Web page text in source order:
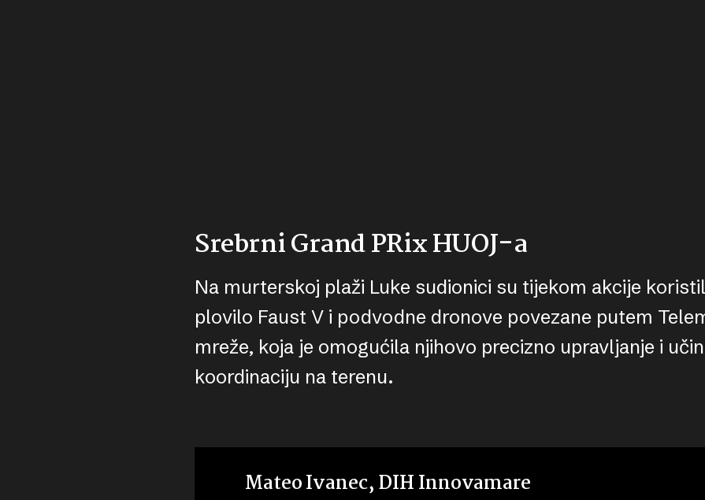
Srebrni Grand PRix HUOJ-a
Na murterskoj plaži Luke sudionici su tijekom akcije
plovilo Faust V i podvodne dronove povezane putem
mreže, koja je omogućila njihovo precizno upravljanje i
koordinaciju na terenu.
Mateo Ivanec, DIH Innovamare